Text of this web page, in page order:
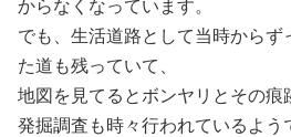
からなくなっています。
でも、生活道路として当時からず
た道も残っていて、
地図を見てるとボンヤリとその痕
発掘調査も時々行われているよう